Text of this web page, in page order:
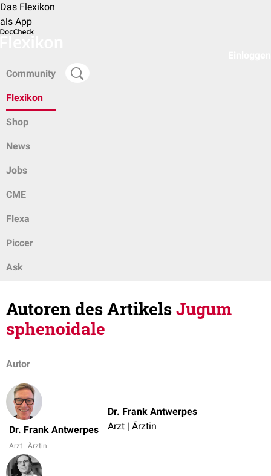
Das Flexikon
als App
Community
Flexikon
Shop
News
Jobs
CME
Flexa
Piccer
Ask
Autoren des ArtikelsJugum
sphenoidale
Autor
Dr. Frank Antwerpes
Arzt | Ärztin
Dr. Frank Antwerpes
Arzt | Ärztin